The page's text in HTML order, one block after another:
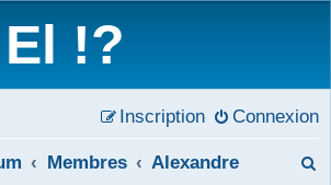
!?
Connexion
Inscription
Membres Alexandre